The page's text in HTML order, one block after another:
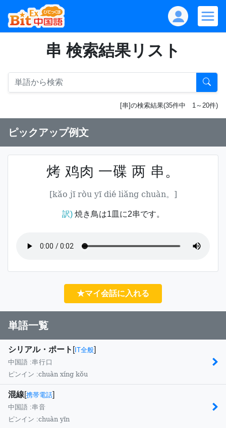
串 検索結果リスト
[串]の検索結果(35件中 1～20件)
ピックアップ例文
烤 鸡肉 一碟 两 串。
[kǎo jī ròu yī dié liǎng chuàn。]
訳)焼き鳥は1皿に2串です。
★マイ会話に入れる
単語一覧
シリアル・ポート [ IT全般]
中国語 :串行口
ピンイン :chuàn xíng kǒu
混線[携帯電話]
中国語 :串音
ピンイン :chuàn yīn